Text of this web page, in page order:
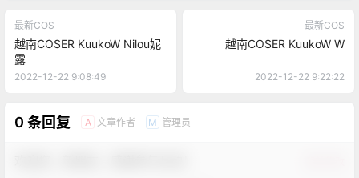
最新COS
越南COSER KuukoW Nilou妮
露
2022-12-22 9:08:49
最新COS
越南COSER KuukoW W
2022-12-22 9:22:22
0 条回复 A 文章作者 M 管理员